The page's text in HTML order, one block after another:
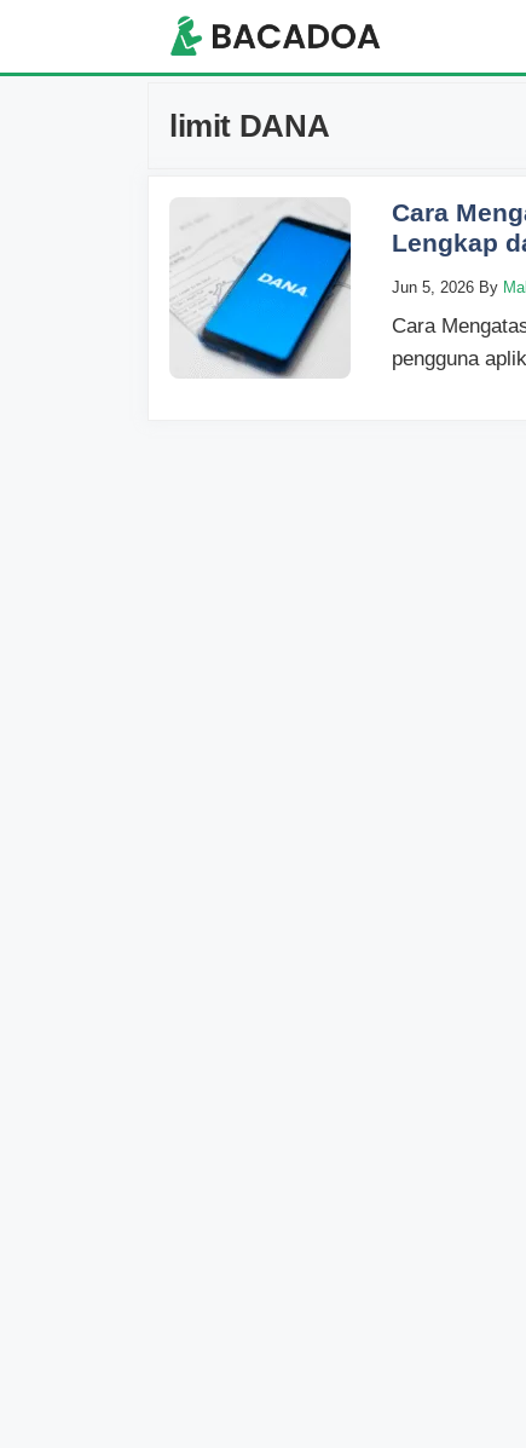
content
limit DANA
Cara
Lengkap
Jun 5, 2026 By
Cara
pengguna